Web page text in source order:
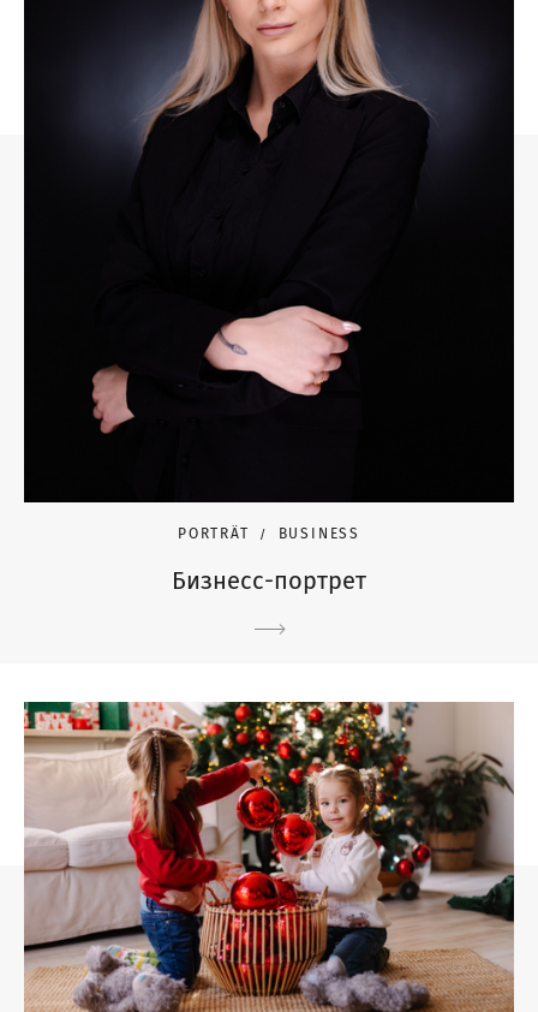
PORTRÄT BUSINESS
Бизнесс-портрет